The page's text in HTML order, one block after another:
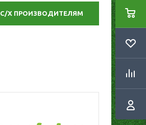
С/Х ПРОИЗВОДИТЕЛЯМ